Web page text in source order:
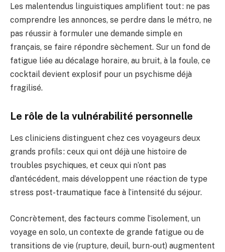
Les malentendus linguistiques amplifient tout : ne pas
comprendre les annonces, se perdre dans le métro, ne
pas réussir à formuler une demande simple en
français, se faire répondre sèchement. Sur un fond de
fatigue liée au décalage horaire, au bruit, à la foule, ce
cocktail devient explosif pour un psychisme déjà
fragilisé.
Le rôle de la vulnérabilité personnelle
Les cliniciens distinguent chez ces voyageurs deux
grands profils : ceux qui ont déjà une histoire de
troubles psychiques, et ceux qui n’ont pas
d’antécédent, mais développent une réaction de type
stress post-traumatique face à l’intensité du séjour.
Concrètement, des facteurs comme l’isolement, un
voyage en solo, un contexte de grande fatigue ou de
transitions de vie (rupture, deuil, burn-out) augmentent